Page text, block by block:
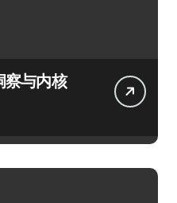
察与内核